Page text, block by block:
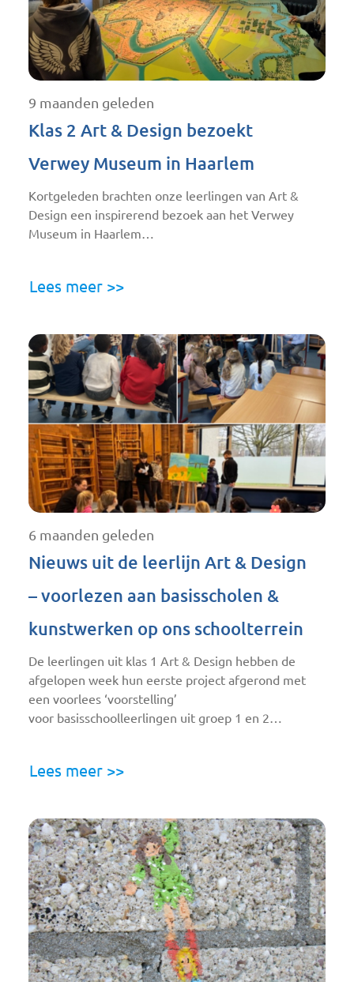
9 maanden geleden
Klas 2 Art & Design bezoekt
Verwey Museum in Haarlem
Kortgeleden brachten onze leerlingen van Art &
Design een inspirerend bezoek aan het Verwey
Museum in Haarlem…
Lees meer >>
6 maanden geleden
Nieuws uit de leerlijn Art & Design
– voorlezen aan basisscholen &
kunstwerken op ons schoolterrein
De leerlingen uit klas 1 Art & Design hebben de
afgelopen week hun eerste project afgerond met
een voorlees ‘voorstelling’
voor basisschoolleerlingen uit groep 1 en 2…
Lees meer >>